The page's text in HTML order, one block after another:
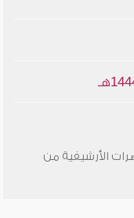
الأرشيفية من